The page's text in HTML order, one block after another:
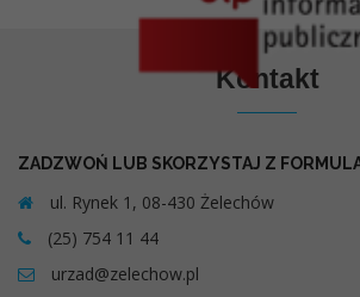
Kontakt
ZADZWOŃ LUB SKORZYSTAJ Z
ul. Rynek 1, 08-430 Żelechów
(25) 754 11 44
urzad@zelechow.pl